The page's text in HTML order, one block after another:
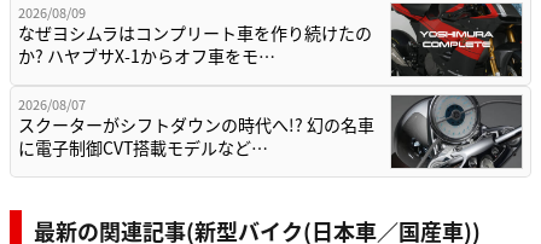
2026/08/09
なぜヨシムラはコンプリート車を作り続けたの
か? ハヤブサX-1からオフ車をモ…
2026/08/07
スクーターがシフトダウンの時代へ!? 幻の名車
に電子制御CVT搭載モデルなど…
最新の関連記事(新型バイク(日本車／国産車))